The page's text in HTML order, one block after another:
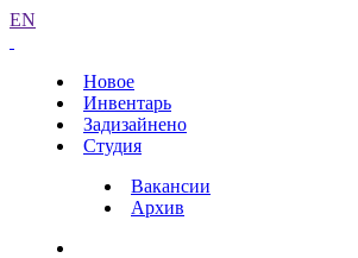
EN
Новое
Инвентарь
Задизайнено
Студия
Вакансии
Архив